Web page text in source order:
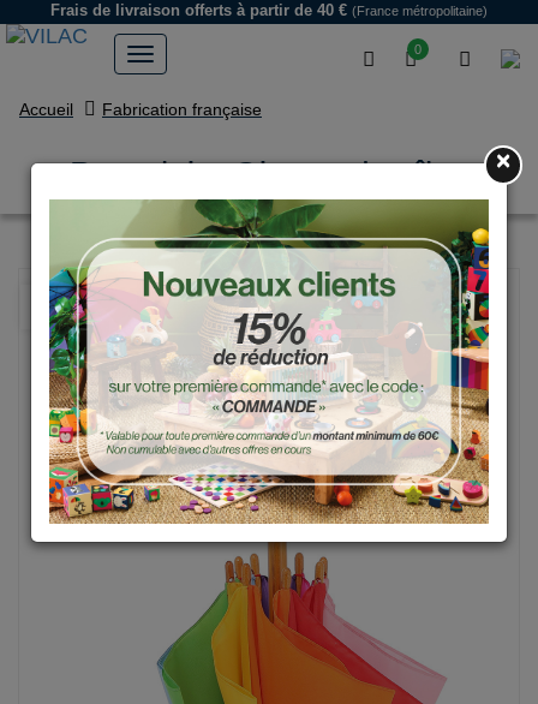
0
Frais de livraison offerts à partir de 40 € (France métropolitaine)
Accueil Fabrication française
Parapluie, Oiseau des îles ×